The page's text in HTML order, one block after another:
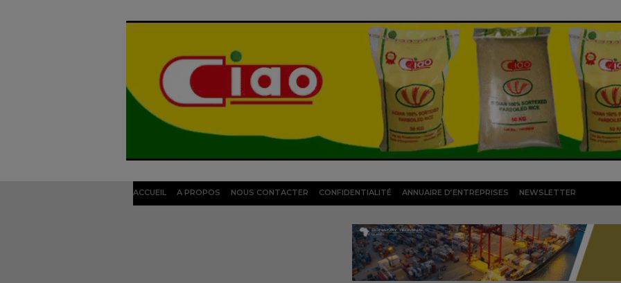
ACCUEIL A PROPOS NOUS CONTACTER CONFIDENTIALITÉ ANNUAIRE D’ENTREPRISES NEWSLETTER